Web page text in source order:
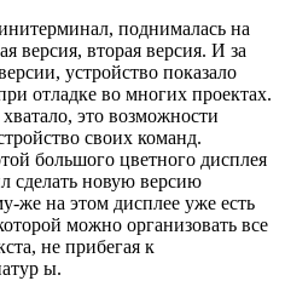
поднималась на
версия, вторая версия. И за
устройство показало
отладке во многих проектах.
это возможности
своих команд.
большого цветного дисплея
сделать новую версию
же на этом дисплее уже есть
можно организовать все
не прибегая к
ы.